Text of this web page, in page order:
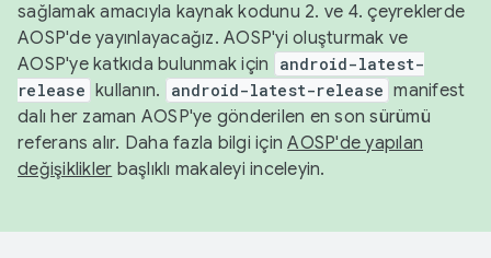
sağlamak amacıyla kaynak kodunu 2. ve 4. çeyreklerde
AOSP'de yayınlayacağız. AOSP'yi oluşturmak ve
AOSP'ye katkıda bulunmak için
android-latest-
release kullanın. android-latest-release manifest
dalı her zaman AOSP'ye gönderilen en son sürümü
referans alır. Daha fazla bilgi içinAOSP'de yapılan
değişiklikler başlıklı makaleyi inceleyin.